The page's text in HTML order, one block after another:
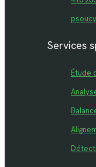
Services
Étude